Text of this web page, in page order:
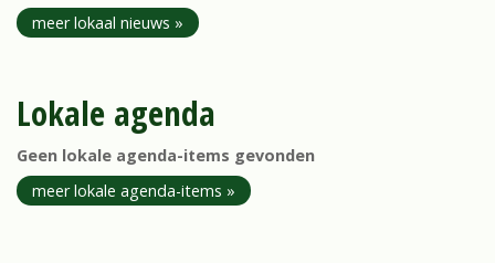
meer lokaal nieuws »
Lokale agenda
Geen lokale agenda-items gevonden
meer lokale agenda-items »